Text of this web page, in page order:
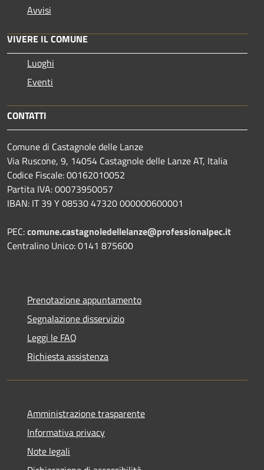
Avvisi
VIVERE IL COMUNE
Luoghi
Eventi
CONTATTI
Comune di Castagnole delle Lanze
Via Ruscone, 9, 14054 Castagnole delle Lanze AT, Italia
Codice Fiscale: 00162010052
Partita IVA: 00073950057
IBAN: IT 39 Y 08530 47320 000000600001
PEC:comune.castagnoledellelanze@professionalpec.it
Centralino Unico: 0141 875600
Prenotazione appuntamento
Segnalazione disservizio
Leggi le FAQ
Richiesta assistenza
Amministrazione trasparente
Informativa privacy
Note legali